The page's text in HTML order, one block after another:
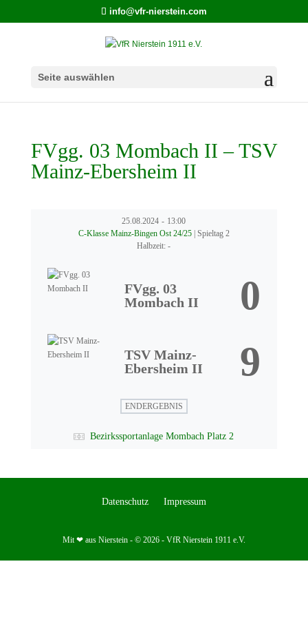
info@vfr-nierstein.com
Seite auswählen
FVgg. 03 Mombach II – TSV
Mainz-Ebersheim II
25.08.2024 - 13:00
C-Klasse Mainz-Bingen Ost 24/25 | Spieltag 2
Halbzeit: -
FVgg. 03
Mombach II
0
TSV Mainz-
Ebersheim II
9
ENDERGEBNIS
Bezirkssportanlage Mombach Platz 2
Datenschutz Impressum
Mit ❤ aus Nierstein - © 2026 - VfR Nierstein 1911 e.V.